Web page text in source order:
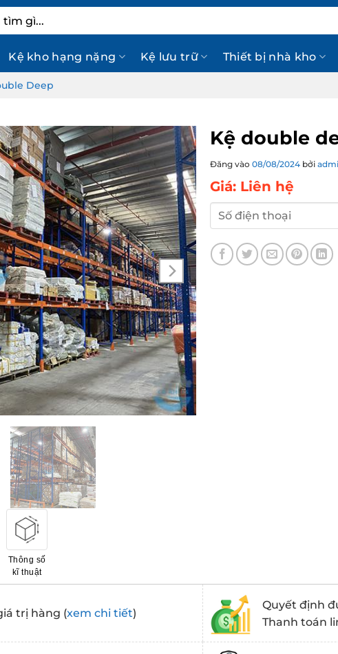
Kệ kho hạng nặng Kệ lưu trữ Thiết bị nhà kho
Deep
Thông số
kĩ thuật
Kệ double
Đăng vào 08/08/2024 bởi
Giá: Liên hệ
trị hàng (xem chi tiết)
Quyết định
Thanh toán